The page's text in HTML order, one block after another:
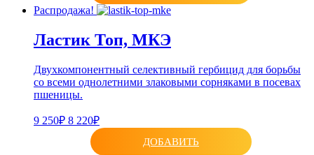
Распродажа!
Ластик Топ, МКЭ
Двухкомпонентный селективный гербицид для борьбы
со всеми однолетними злаковыми сорняками в посевах
пшеницы.
9 250₽ 8 220₽
ДОБАВИТЬ